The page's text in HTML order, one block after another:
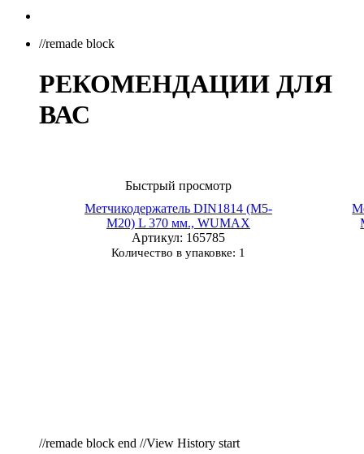
//remade block
РЕКОМЕНДАЦИИ ДЛЯ
ВАС
Быстрый просмотр
Метчикодержатель DIN1814 (M5-
M20) L 370 мм., WUMAX
Артикул: 165785
Количество в упаковке: 1
//remade block end //View History start